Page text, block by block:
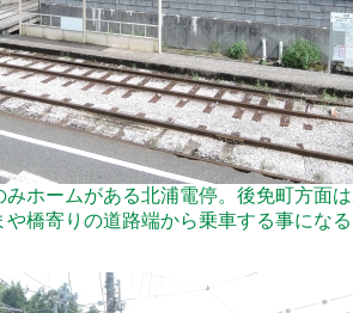
みホームがある北浦電停。後免町方面
橋寄りの道路端から乗車する事になる